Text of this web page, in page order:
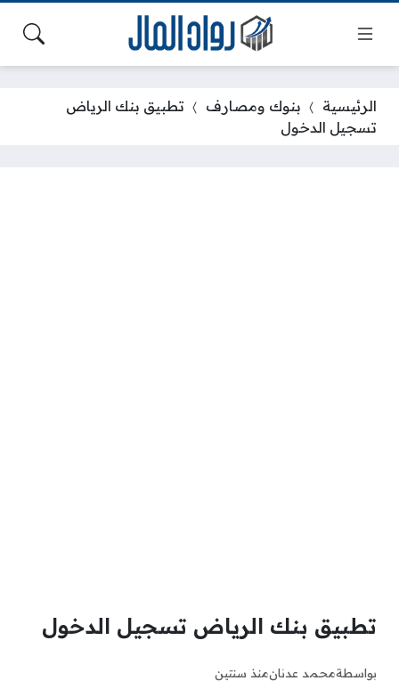
الرئيسية بنوك ومصارف
تطبيق بنك الرياض
تسجيل الدخول
تطبيق بنك الرياض تسجيل الدخول
بواسطةمحمد عدنانمنذ سنتين